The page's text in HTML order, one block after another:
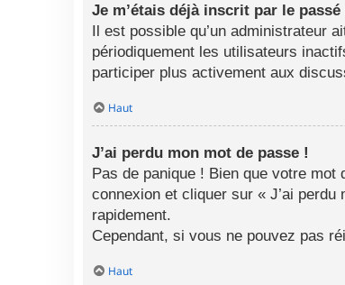
Je m’étais déjà inscrit par le
Il est possible qu’un administrateur
périodiquement les utilisateurs
participer plus activement aux
Haut
J’ai perdu mon mot de passe !
Pas de panique ! Bien que votre
connexion et cliquer sur « J’ai
rapidement.
Cependant, si vous ne pouvez pas
Haut